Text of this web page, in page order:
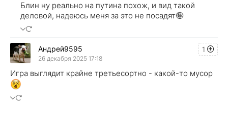
Блин ну реально на путина похож, и вид такой
деловой, надеюсь меня за это не посадят🤪
1
Андрей9595
26 декабря 2025 17:18
Игра выглядит крайне третьесортно - какой-то мусор